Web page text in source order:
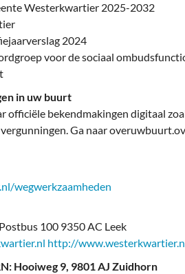
Westerkwartier 2025-2032
2024
voor de sociaal
in uw buurt
officiële bekendmakingen digitaal
Ga naar
wegwerkzaamheden
100 9350 AC Leek
http://
Hooiweg 9, 9801 AJ Zuidhorn